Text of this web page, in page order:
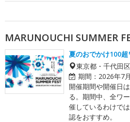
MARUNOUCHI SUMMER
夏のおでかけ100
東京都・千代田区
期間： 2026年7
開催期間や開催日
る。期間中、全ワ
催しているわけで
認をおすすめ。